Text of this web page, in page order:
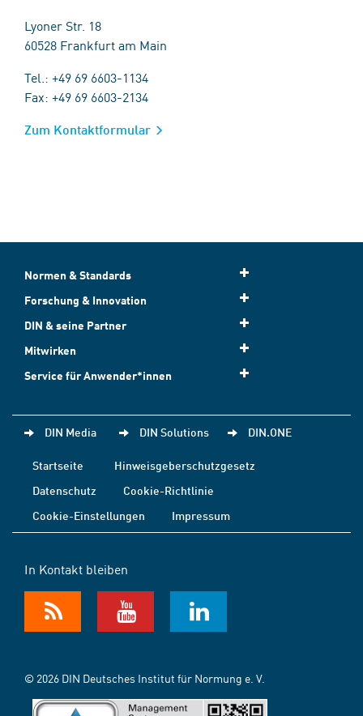
Lyoner Str. 18
60528 Frankfurt am Main
Tel.: +49 69 6603-1134
Fax: +49 69 6603-2134
Zum Kontaktformular
Normen & Standards
Forschung & Innovation
DIN & seine Partner
Mitwirken
Service für Anwender*innen
DIN Media DIN Solutions DIN.ONE
Startseite
Hinweisgeberschutzgesetz
Datenschutz
Cookie-Richtlinie
Cookie-Einstellungen
Impressum
In Kontakt bleiben
© 2026 DIN Deutsches Institut für Normung e. V.